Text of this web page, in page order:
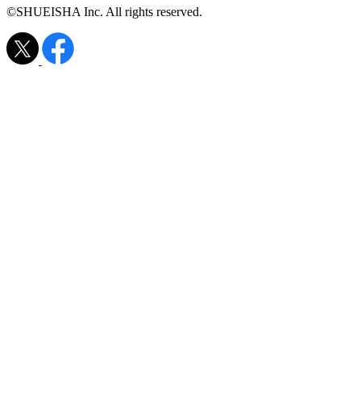
©SHUEISHA Inc. All rights reserved.